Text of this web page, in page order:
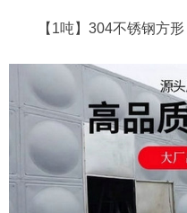
【1吨】304不锈钢方形